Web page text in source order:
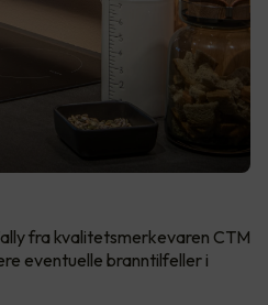
fra kvalitetsmerkevaren CTM
eventuelle branntilfeller i